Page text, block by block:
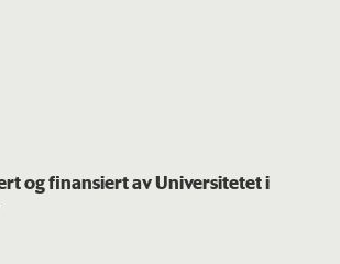
og finansiert av Universitetet i